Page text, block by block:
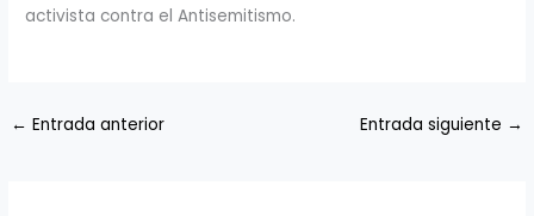
activista contra el Antisemitismo.
← Entrada anterior Entrada siguiente →